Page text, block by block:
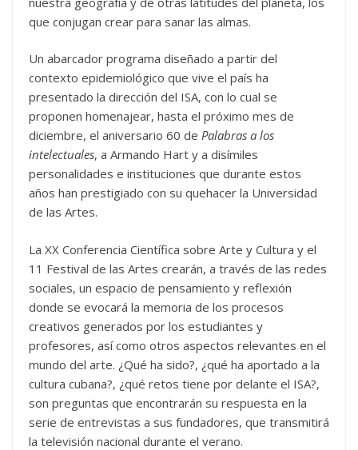
que conjugan crear para sanar las almas.
Un abarcador programa diseñado a partir del
contexto epidemiológico que vive el país ha
presentado la dirección del ISA, con lo cual se
proponen homenajear, hasta el próximo mes de
diciembre, el aniversario 60 de Palabras a los
intelectuales, a Armando Hart y a disímiles
personalidades e instituciones que durante estos
años han prestigiado con su quehacer la Universidad
de las Artes.
La XX Conferencia Científica sobre Arte y Cultura y el
11 Festival de las Artes crearán, a través de las redes
sociales, un espacio de pensamiento y reflexión
donde se evocará la memoria de los procesos
creativos generados por los estudiantes y
profesores, así como otros aspectos relevantes en el
mundo del arte. ¿Qué ha sido?, ¿qué ha aportado a la
cultura cubana?, ¿qué retos tiene por delante el ISA?,
son preguntas que encontrarán su respuesta en la
serie de entrevistas a sus fundadores, que transmitirá
la televisión nacional durante el verano.